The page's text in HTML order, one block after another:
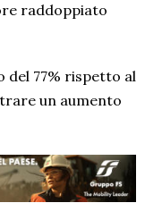
raddoppiato
77% rispetto al
un aumento